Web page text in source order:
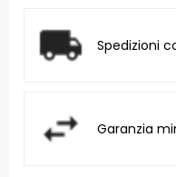
Spedizioni
Garanzia